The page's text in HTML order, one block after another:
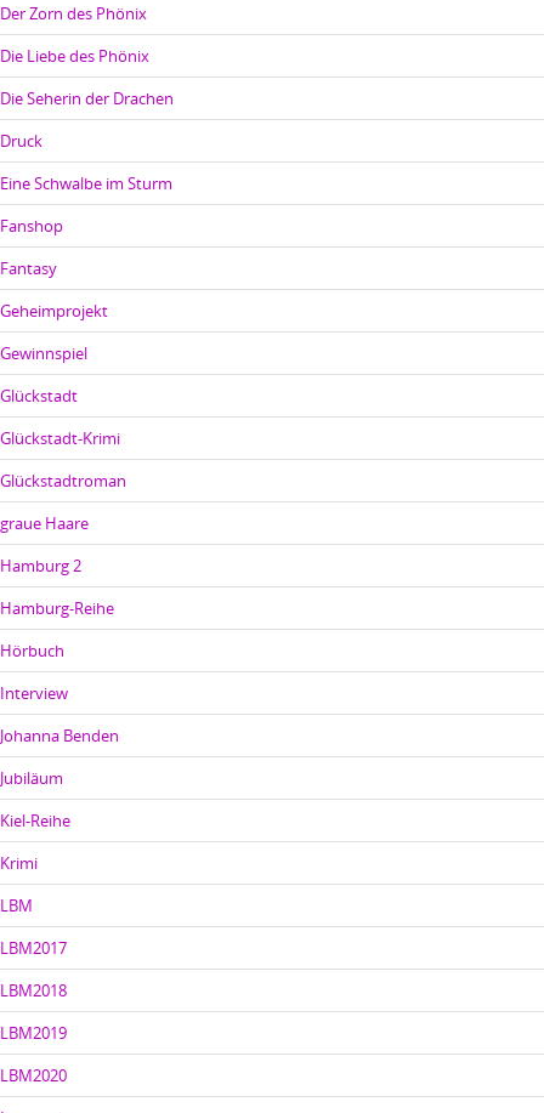
Der Zorn des Phönix
Die Liebe des Phönix
Die Seherin der Drachen
Druck
Eine Schwalbe im Sturm
Fanshop
Fantasy
Geheimprojekt
Gewinnspiel
Glückstadt
Glückstadt-Krimi
Glückstadtroman
graue Haare
Hamburg 2
Hamburg-Reihe
Hörbuch
Interview
Johanna Benden
Jubiläum
Kiel-Reihe
Krimi
LBM
LBM2017
LBM2018
LBM2019
LBM2020